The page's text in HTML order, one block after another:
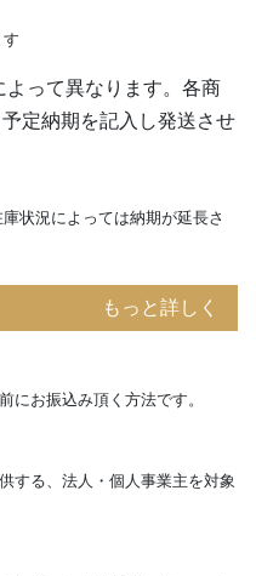
って異なります。各商
定納期を記入し発送させ
状況によっては納期が延長さ
もっと詳しく
にお振込み頂く方法です。
する、法人・個人事業主を対象